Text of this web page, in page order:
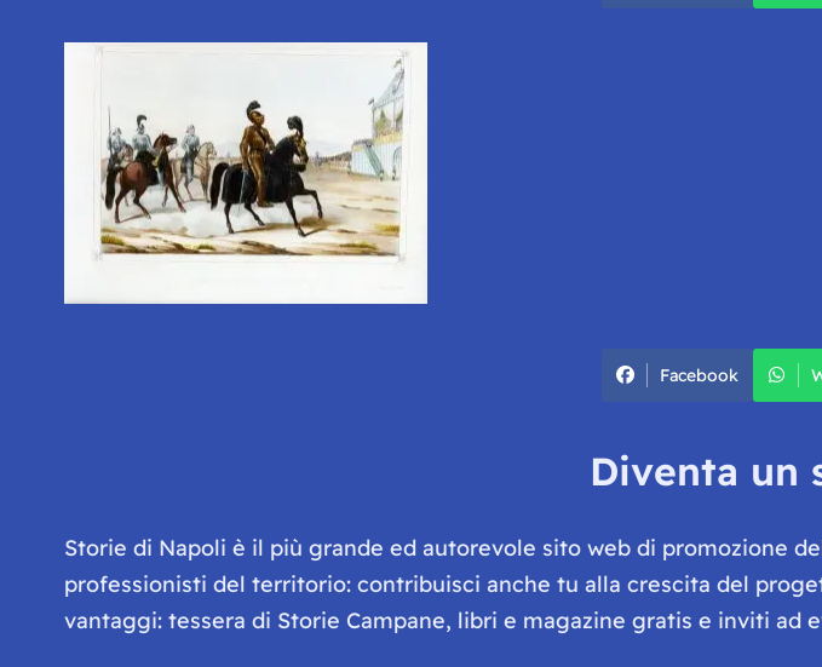
Facebook
Diventa un
Storie di Napoli è il più grande ed autorevole sito web di promozione
professionisti del territorio: contribuisci anche tu alla crescita del
vantaggi: tessera di Storie Campane, libri e magazine gratis e inviti ad